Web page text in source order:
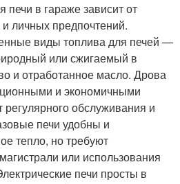
в гараже зависит от
личных предпочтений.
виды топлива для печей —
или сжигаемый в
и отработанное масло. Дрова
и экономичными
обслуживания и
печи удобны и
тепло, но требуют
или использования
печи просты в